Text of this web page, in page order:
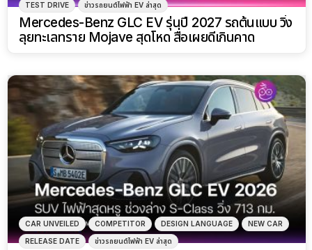
TEST DRIVE ข่าวรถยนต์ไฟฟ้า EV ล่าสุด
Mercedes-Benz GLC EV รุ่นปี 2027 รถต้นแบบ วิ่ง
ลุยทะเลทราย Mojave สุดโหด สื่อเผยดีเกินคาด
CAR UNVEILED COMPETITOR DESIGN LANGUAGE NEW CAR
RELEASE DATE ข่าวรถยนต์ไฟฟ้า EV ล่าสุด